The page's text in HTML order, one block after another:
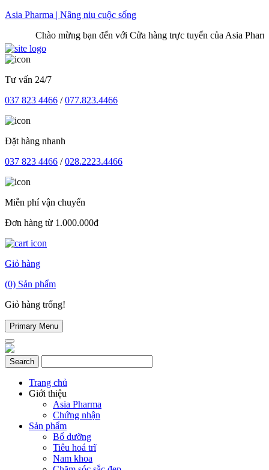
Skip
Asia Pharma | Nâng niu cuộc sống
Chào mừng bạn đến với Cửa hàng trực tuyến của Asia Pharma
Tư vấn 24/7
037 823 4466 /077.823.4466
Đặt hàng nhanh
037 823 4466 /028.2223.4466
Miễn phí vận chuyển
Đơn hàng từ 1.000.000đ
Giỏ hàng
(0) Sản phẩm
Giỏ hàng trống!
Primary Menu
Trang chủ
Giới thiệu
Asia Pharma
Chứng nhận
Sản phẩm
Bổ dưỡng
Tiêu hoá trĩ
Nam khoa